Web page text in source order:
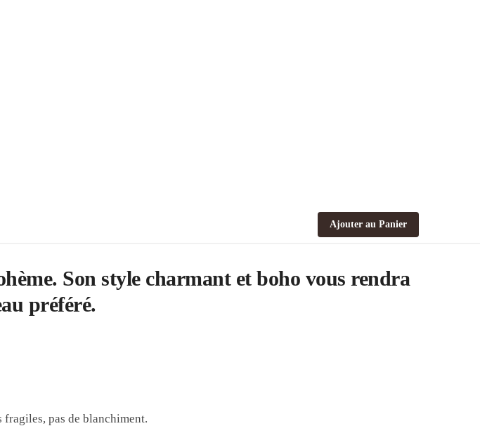
Ajouter au Panier
. Son style charmant et boho vous rendra
préféré.
fragiles, pas de blanchiment.